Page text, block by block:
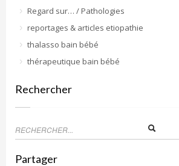
Regard sur… / Pathologies
reportages & articles etiopathie
thalasso bain bébé
thérapeutique bain bébé
Rechercher
Partager